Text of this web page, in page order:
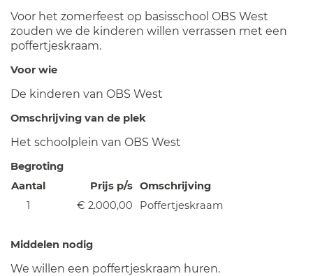
Voor het zomerfeest op basisschool OBS West
zouden we de kinderen willen verrassen met een
poffertjeskraam.
Voor wie
De kinderen van OBS West
Omschrijving van de plek
Het schoolplein van OBS West
Begroting
Aantal
Prijs p/s Omschrijving
1
€ 2.000,00 Poffertjeskraam
Middelen nodig
We willen een poffertjeskraam huren.